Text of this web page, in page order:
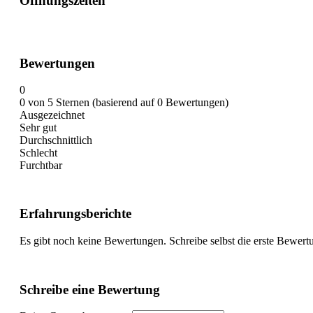
Bewertungen
0
0 von 5 Sternen (basierend auf 0 Bewertungen)
Ausgezeichnet
Sehr gut
Durchschnittlich
Schlecht
Furchtbar
Erfahrungsberichte
Es gibt noch keine Bewertungen. Schreibe selbst die erste
Schreibe eine Bewertung